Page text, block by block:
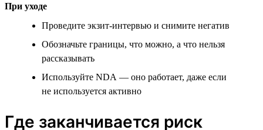
При уходе
Проведите экзит-интервью и снимите негатив
Обозначьте границы, что можно, а что нельзя
рассказывать
Используйте NDA — оно работает, даже если
не используется активно
Где заканчивается риск